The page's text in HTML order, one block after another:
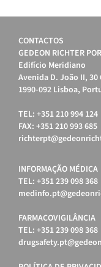
CONTACTOS
GEDEON RICHTER
Edifício Meridiano
Avenida D. João II, 30
1990-092 Lisboa,
TEL: +351 210 994 124
FAX: +351 210 993 685
INFORMAÇÃO MÉDICA
TEL: +351 239 098 368
FARMACOVIGILÂNCIA
TEL: +351 239 098 368